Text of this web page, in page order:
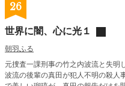
26
世界に闇、心に光１
朝羽ふる
元捜査一課刑事の竹之内波流と失明
波流の後輩の真田が犯人不明の殺人